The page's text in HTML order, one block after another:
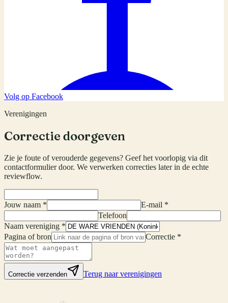
Volg op Facebook
Verenigingen
Correctie doorgeven
Zie je foute of verouderde gegevens? Geef het voorlopig via dit
contactformulier door. We verwerken correcties later in de echte
reviewflow.
Jouw naam *
E-mail *
Telefoon
Naam vereniging *
Pagina of bron
Correctie *
Correctie verzenden Terug naar verenigingen